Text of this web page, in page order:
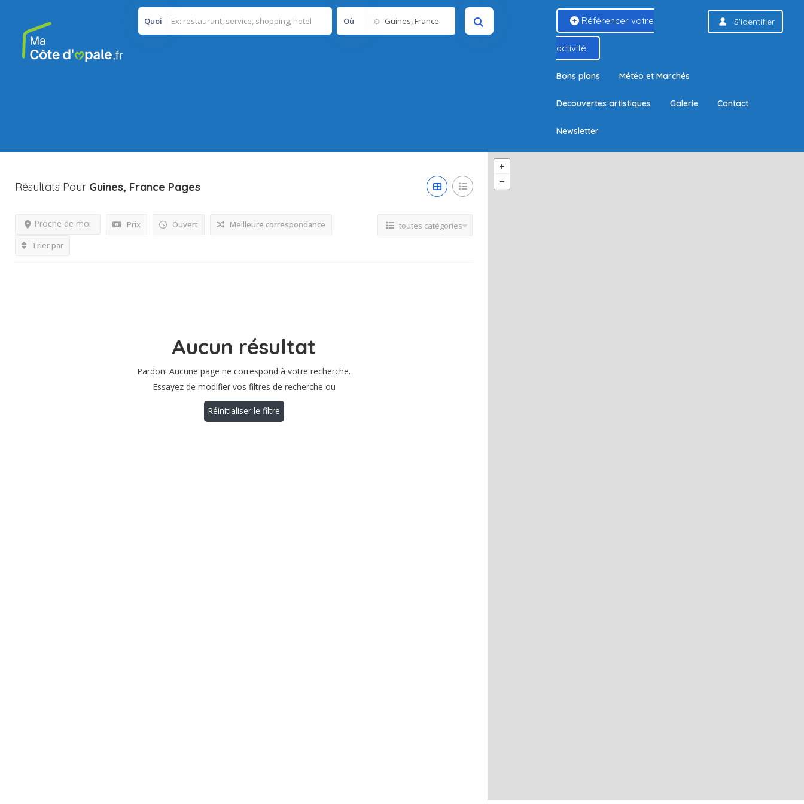
Quoi Où Référencer votre
activité
S'identifier
Bons plans Météo et Marchés
Découvertes artistiques Galerie Contact
Newsletter
Résultats Pour Guines, France Pages
Prix Ouvert
Proche de moi
Meilleure correspondance
Trier par
toutes catégories
Aucun résultat
Pardon! Aucune page ne correspond à votre recherche.
Essayez de modifier vos filtres de recherche ou
Réinitialiser le filtre